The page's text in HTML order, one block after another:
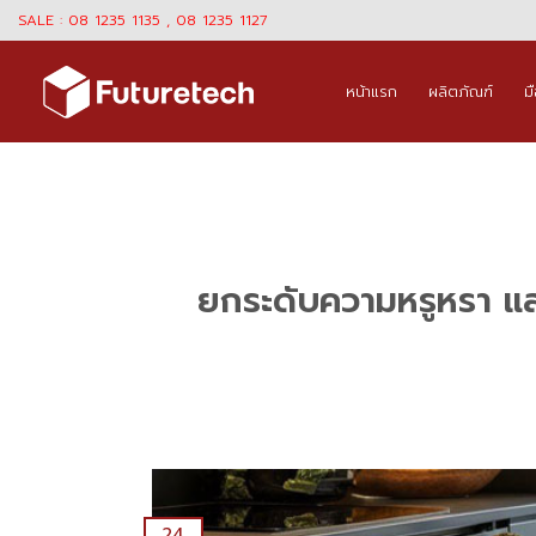
Skip
to
content
SALE : 08 1235 1135 , 08 1235 1127
หน้าแรก ผลิตภัณฑ์
ยกระดับความหรูหรา